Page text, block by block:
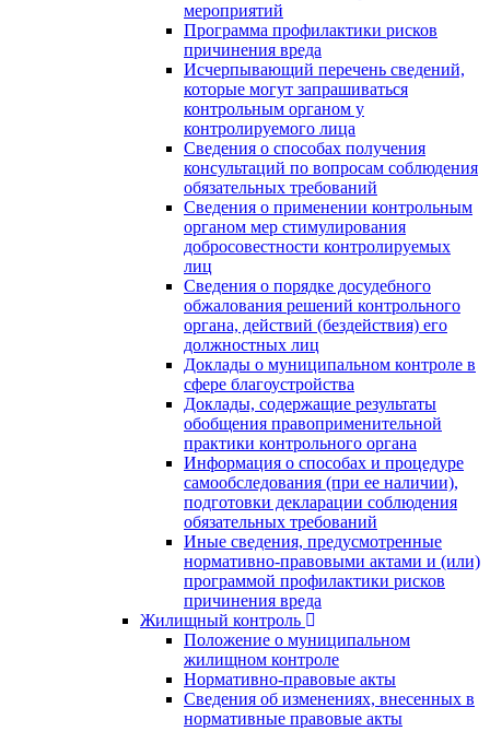
мероприятий
Программа профилактики рисков
причинения вреда
Исчерпывающий перечень сведений,
которые могут запрашиваться
контрольным органом у
контролируемого лица
Сведения о способах получения
консультаций по вопросам соблюдения
обязательных требований
Сведения о применении контрольным
органом мер стимулирования
добросовестности контролируемых
лиц
Сведения о порядке досудебного
обжалования решений контрольного
органа, действий (бездействия) его
должностных лиц
Доклады о муниципальном контроле в
сфере благоустройства
Доклады, содержащие результаты
обобщения правоприменительной
практики контрольного органа
Информация о способах и процедуре
самообследования (при ее наличии),
подготовки декларации соблюдения
обязательных требований
Иные сведения, предусмотренные
нормативно-правовыми актами и (или)
программой профилактики рисков
причинения вреда
Жилищный контроль
Положение о муниципальном
жилищном контроле
Нормативно-правовые акты
Сведения об изменениях, внесенных в
нормативные правовые акты